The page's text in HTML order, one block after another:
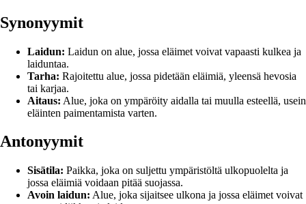
Synonyymit
Laidun: Laidun on alue, jossa eläimet voivat vapaasti kulkea ja
laiduntaa.
Tarha: Rajoitettu alue, jossa pidetään eläimiä, yleensä hevosia
tai karjaa.
Aitaus: Alue, joka on ympäröity aidalla tai muulla esteellä, usein
eläinten paimentamista varten.
Antonyymit
Sisätila: Paikka, joka on suljettu ympäristöltä ulkopuolelta ja
jossa eläimiä voidaan pitää suojassa.
Avoin laidun: Alue, joka sijaitsee ulkona ja jossa eläimet voivat